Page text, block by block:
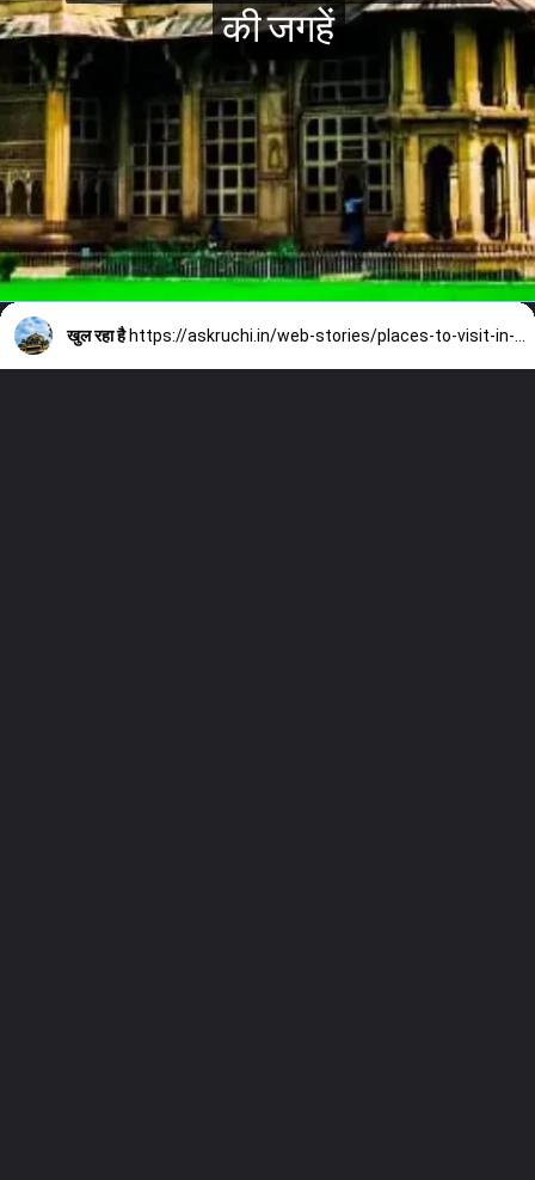
की जगहेंकी जगहें
खुल रहा है https://askruchi.in/web-stories/places-to-visit-in-gwalior-for-couples/